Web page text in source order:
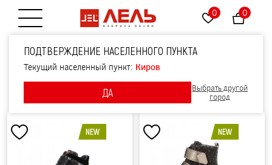
Открытие меню 0 0
ПОДТВЕРЖДЕНИЕ НАСЕЛЕННОГО ПУНКТА
Текущий населенный пункт: Киров
ДА
Выбрать другой
город
ДЕТСКАЯ ОБУВЬ ИЗ НАТУРАЛЬНОЙ КОЖИ
Фильтры
Цене
NEW NEW